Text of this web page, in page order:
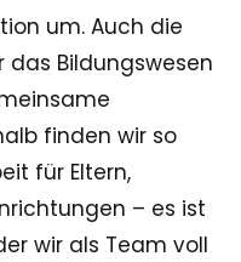
um. Auch die
das Bildungswesen
finden wir so
für Eltern,
– es ist
wir als Team voll